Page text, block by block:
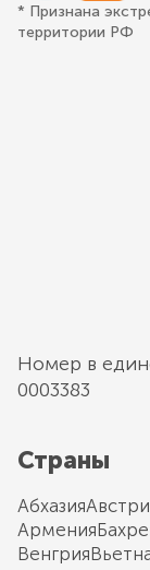
* Признана
территории РФ
Номер в
0003383
Страны
Абхазия
Армения
Венгрия